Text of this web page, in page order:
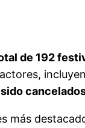
de 192
más